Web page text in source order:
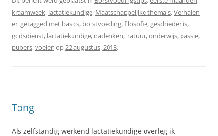
kraamweek, lactatiekundige, Maatschappelijke thema's,Verhalen
en getagged met basics, borstvoeding,filosofie,geschiedenis,
godsdienst, lactatiekundige, nadenken, natuur,onderwijs, passie,
pubers,voelen op22 augustus, 2013.
Tong
Als zelfstandig werkend lactatiekundige overleg ik